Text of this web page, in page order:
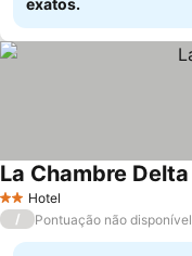
exatos.
2 Estrelas
Hotel
La Chambre Delta
/ Pontuação não disponível